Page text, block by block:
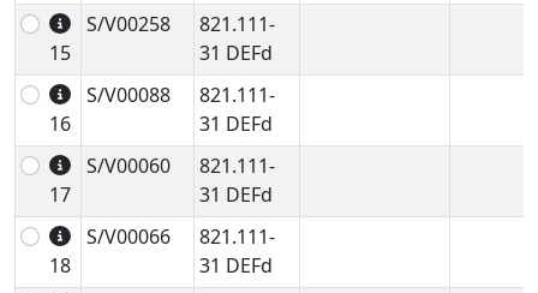
15
S/V00258
821.111-
31 DEFd
16
S/V00088
821.111-
31 DEFd
17
S/V00060
821.111-
31 DEFd
18
S/V00066
821.111-
31 DEFd